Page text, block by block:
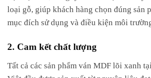
loại gỗ, giúp khách hàng chọn đúng sản
mục đích sử dụng và điều kiện môi
2. Cam kết chất lượng
Tất cả các sản phẩm ván MDF lõi xanh